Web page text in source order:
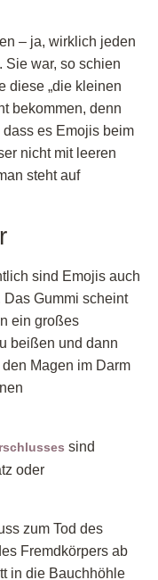
– ja, wirklich jeden
Sie war, so schien
diese „die kleinen
bekommen, denn
es Emojis beim
nicht mit leeren
steht auf
sind Emojis auch
Das Gummi scheint
ein großes
beißen und dann
Magen im Darm
sind
oder
zum Tod des
Fremdkörpers ab
in die Bauchhöhle